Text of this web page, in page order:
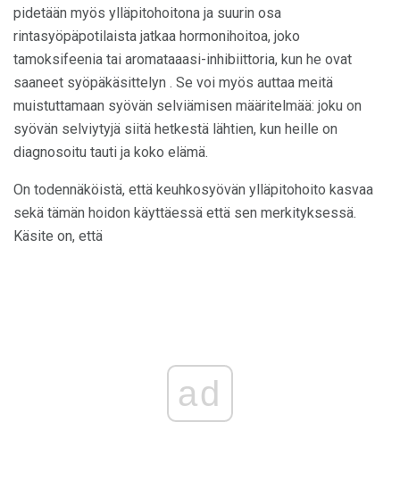
pidetään myös ylläpitohoitona ja suurin osa
rintasyöpäpotilaista jatkaa hormonihoitoa, joko
tamoksifeenia tai aromataaasi-inhibiittoria, kun he ovat
saaneet syöpäkäsittelyn . Se voi myös auttaa meitä
muistuttamaan syövän selviämisen määritelmää: joku on
syövän selviytyjä siitä hetkestä lähtien, kun heille on
diagnosoitu tauti ja koko elämä.
On todennäköistä, että keuhkosyövän ylläpitohoito kasvaa
sekä tämän hoidon käyttäessä että sen merkityksessä.
Käsite on, että
ad